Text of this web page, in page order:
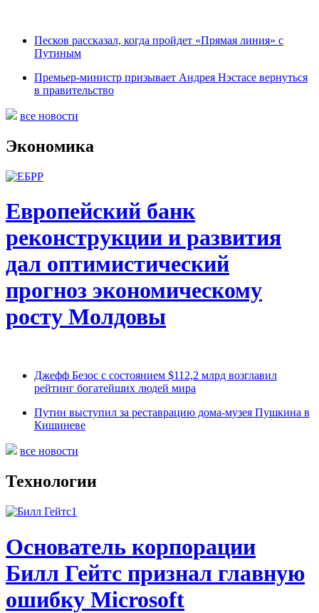
Песков рассказал, когда пройдет «Прямая линия» с
Путиным
Премьер-министр призывает Андрея Нэстасе вернуться
в правительство
все новости
Экономика
Европейский банк
реконструкции и развития
дал оптимистический
прогноз экономическому
росту Молдовы
Джефф Безос с состоянием $112,2 млрд возглавил
рейтинг богатейших людей мира
Путин выступил за реставрацию дома-музея Пушкина в
Кишиневе
все новости
Технологии
Основатель корпорации
Билл Гейтс признал главную
ошибку Microsoft